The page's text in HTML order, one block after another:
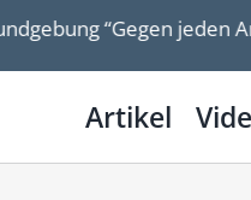
jeden Antisemitismus
Artikel